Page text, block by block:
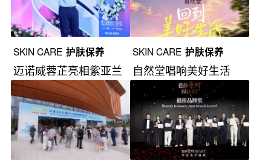
SKIN CARE 护肤保养
迈诺威蓉芷亮相紫亚兰
大会
SKIN CARE 护肤保养
自然堂唱响美好生活